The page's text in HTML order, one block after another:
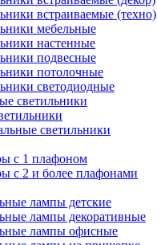
встраиваемые (техно)
мебельные
настенные
подвесные
потолочные
светодиодные
светильники
светильники
с 1 плафоном
с 2 и более плафонами
лампы детские
лампы декоративные
лампы офисные